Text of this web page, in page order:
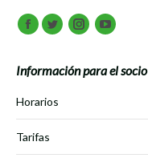
Encuéntranos en:
Facebook
TwitterInstagramYoutube
Información para el socio
Horarios
Tarifas